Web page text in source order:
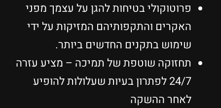
פרוטוקולי בטיחות להגן על עצמך מפני
האקרים והתקפותיהם המזיקות על ידי
שימוש בתקנים החדשים ביותר.
תחזוקה שוטפת של תמיכה – מציע עזרה
24/7 לפתרון בעיות שעלולות להופיע
לאחר ההשקה